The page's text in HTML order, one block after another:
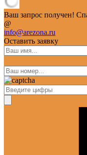
Ваш запрос получен!
@
info@arezona.ru
Оставить заявку